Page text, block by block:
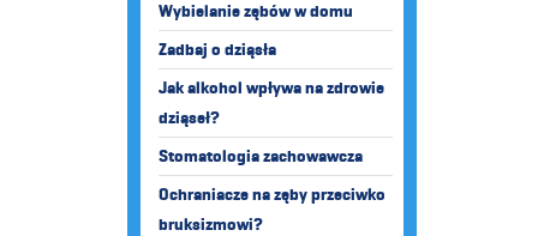
Wybielanie zębów w domu
Zadbaj o dziąsła
Jak alkohol wpływa na zdrowie
dziąseł?
Stomatologia zachowawcza
Ochraniacze na zęby przeciwko
bruksizmowi?